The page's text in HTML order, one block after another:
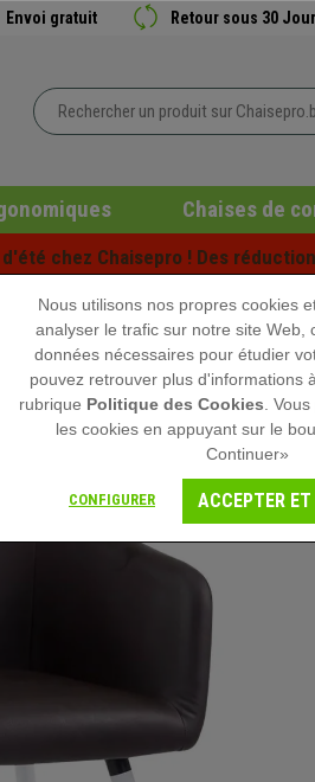
Envoi gratuit Retour sous 30
Chaises de
chez Chaisepro ! Des
Nous utilisons nos propres cookies
analyser le trafic sur notre site Web,
données nécessaires pour étudier
pouvez retrouver plus d'informations
rubrique Politique des Cookies .
les cookies en appuyant sur le
Continuer»
CONFIGURER ACCEPTER